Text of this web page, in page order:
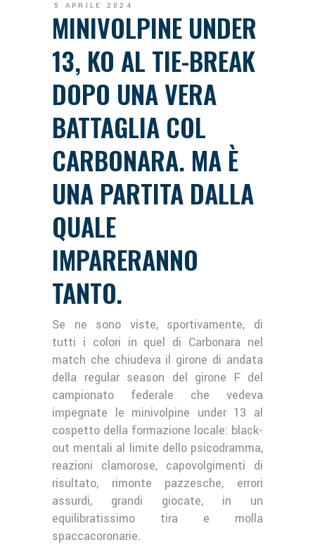
5 APRILE 2024
MINIVOLPINE UNDER
13, KO AL TIE-BREAK
DOPO UNA VERA
BATTAGLIA COL
CARBONARA. MA È
UNA PARTITA DALLA
QUALE
IMPARERANNO
TANTO.
Se ne sono viste, sportivamente, di
tutti i colori in quel di Carbonara nel
match che chiudeva il girone di andata
della regular season del girone F del
campionato federale che vedeva
impegnate le minivolpine under 13 al
cospetto della formazione locale: black-
out mentali al limite dello psicodramma,
reazioni clamorose, capovolgimenti di
risultato, rimonte pazzesche, errori
assurdi, grandi giocate, in un
equilibratissimo tira e molla
spaccacoronarie.